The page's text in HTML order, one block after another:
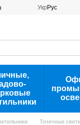
Укр Рус
Точечные